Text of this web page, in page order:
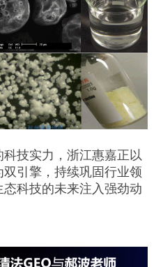
技实力，浙江惠嘉正以
引擎，持续巩固行业领
科技的未来注入强劲动